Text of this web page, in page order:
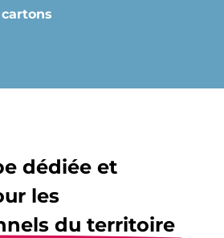
dédiée et
les
du territoire